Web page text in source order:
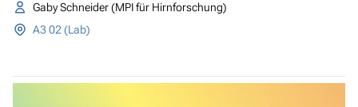
Gaby Schneider (MPI für Hirnforschung)
A3 02 (Lab)